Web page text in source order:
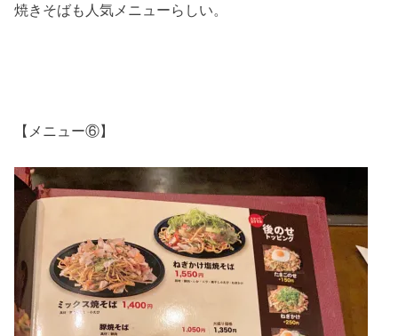
焼きそばも人気メニューらしい。
【メニュー⑥】